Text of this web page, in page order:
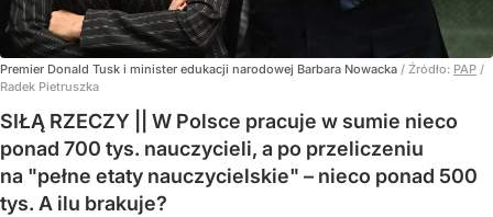
Premier Donald Tusk i minister edukacji narodowej Barbara Nowacka / Źródło: PAP /
Radek Pietruszka
SIŁĄ RZECZY || W Polsce pracuje w sumie nieco
ponad 700 tys. nauczycieli, a po przeliczeniu
na "pełne etaty nauczycielskie" – nieco ponad 500
tys. A ilu brakuje?